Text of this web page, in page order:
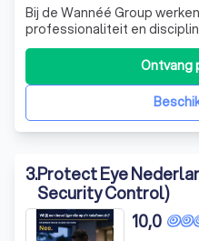
Bij de Wannéé Group
professionaliteit en
veiligheidsdomein. We worden o.a.
opdrachtgevers bij deOntvang
3.Protect Eye
Security Control)
10,0